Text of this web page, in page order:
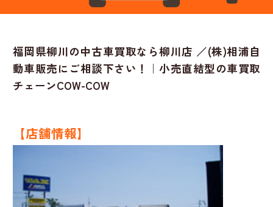
福岡県柳川の中古車買取なら柳川店 ／(株)相浦自
動車販売にご相談下さい！｜小売直結型の車買取
チェーンCOW-COW
【店舗情報】